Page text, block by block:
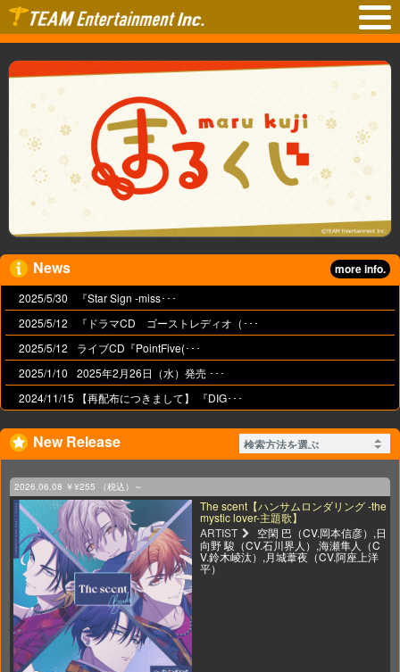
News more info.
2025/5/30
『Star Sign -miss･･･
2025/5/12
『ドラマCD ゴーストレディオ（･･･
2025/5/12
ライブCD『PointFive(･･･
2025/1/10
2025年2月26日（水）発売 ･･･
2024/11/15
【再配布につきまして】 『DIG･･･
New Release
2026.06.08 ￥¥255 （税込）～
The scent【ハンサムロンダリング -the
mystic lover-主題歌】
ARTIST
空閑 巴（CV.岡本信彦）,日
向野 駿（CV.石川界人）,海瀬隼人（C
V.鈴木崚汰）,月城葦夜（CV.阿座上洋
平）